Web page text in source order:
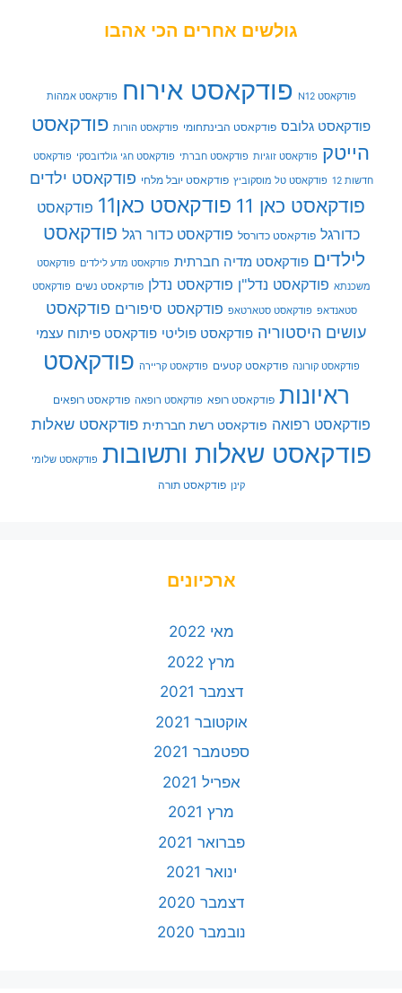
גולשים אחרים הכי אהבו
פודקאסט N12 פודקאסט אירוח פודקאסט אמהות
פודקאסט גלובס פודקאסט הבינתחומי פודקאסט הורות פודקאסט
הייטק פודקאסט זוגיות פודקאסט חברתי פודקאסט חגי גולדובסקי פודקאסט
חדשות 12 פודקאסט טל מוסקוביץ פודקאסט יובל מלחי פודקאסט ילדים
פודקאסט כאן 11 פודקאסט כאן11
פודקאסט
כדורגל פודקאסט כדורסל פודקאסט כדור רגל פודקאסט
לילדים פודקאסט מדיה חברתית פודקאסט מדע לילדים פודקאסט
משכנתא פודקאסט נדל"ן פודקאסט נדלן פודקאסט נשים פודקאסט
סטאנדאפ פודקאסט סטארטאפ פודקאסט סיפורים פודקאסט
עושים היסטוריה פודקאסט פוליטי פודקאסט פיתוח עצמי
פודקאסט קורונה פודקאסט קטעים פודקאסט קריירה פודקאסט
ראיונות פודקאסט רופא פודקאסט רופאה פודקאסט רופאים
פודקאסט רפואה פודקאסט רשת חברתית פודקאסט שאלות
פודקאסט שאלות ותשובות פודקאסט שלומי
קינן פודקאסט תורה
ארכיונים
מאי 2022
מרץ 2022
דצמבר 2021
אוקטובר 2021
ספטמבר 2021
אפריל 2021
מרץ 2021
פברואר 2021
ינואר 2021
דצמבר 2020
נובמבר 2020